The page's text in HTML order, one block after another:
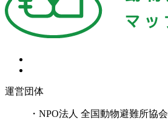
運営団体
・NPO法人 全国動物避難所協会